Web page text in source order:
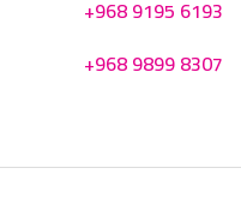
+968 9195 6193
+968 9899 8307